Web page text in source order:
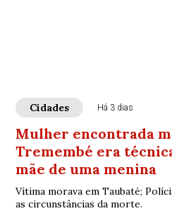
Cidades Há 3 dias
Mulher encontrada
Tremembé era
mãe de uma menina
Vítima morava em Taubaté;
as circunstâncias da morte.